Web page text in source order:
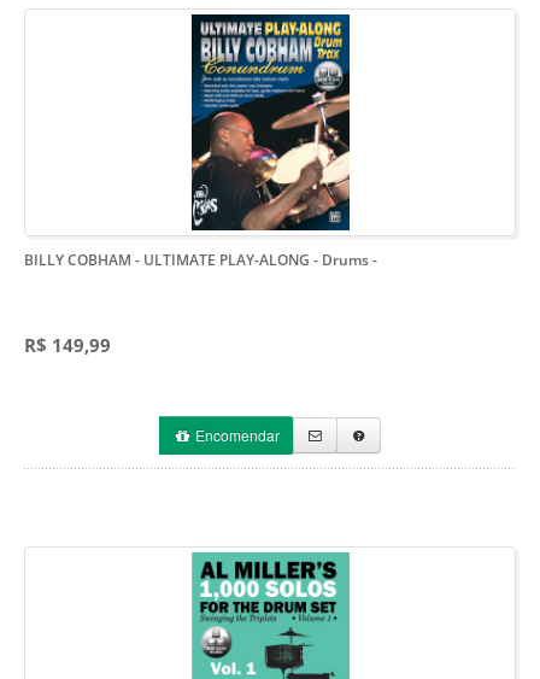
BILLY COBHAM - ULTIMATE PLAY-ALONG - Drums-
R$ 149,99
Encomendar